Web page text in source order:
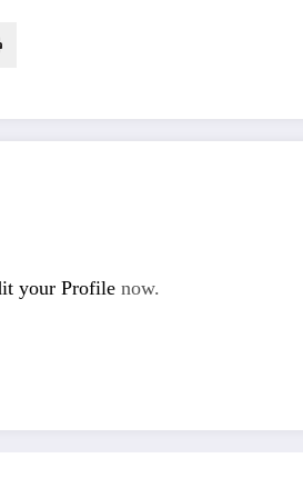
your Profile now.